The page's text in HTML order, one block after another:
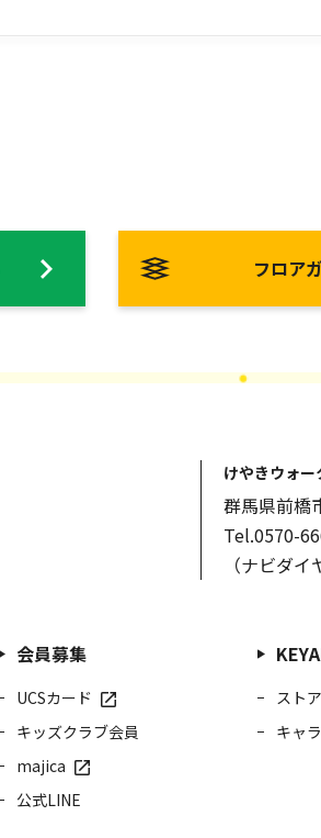
フロア
けやきウォー
群馬県前橋
Tel.0570-
（ナビダイ
会員募集
UCSカード
キッズクラブ会員
majica
公式LINE
スト
キャ